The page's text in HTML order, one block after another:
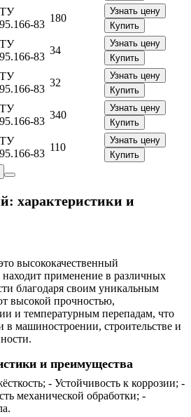
ТУ
95.166-83
180
Узнать цену
Купить
ТУ
95.166-83
34
Узнать цену
Купить
ТУ
95.166-83
32
Узнать цену
Купить
ТУ
95.166-83
340
Узнать цену
Купить
ТУ
95.166-83
110
Узнать цену
Купить
характеристики и
высококачественный
применение в различных
благодаря своим уникальным
высокой прочностью,
и температурным перепадам, что
в машиностроении, строительстве и
и преимущества
- Устойчивость к коррозии; -
механической обработки; -